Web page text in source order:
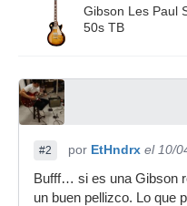
Gibson Les Paul
50s TB
#2 por EtHndrx el 10/
Bufff… si es una Gibson
un buen pellizco. Lo que